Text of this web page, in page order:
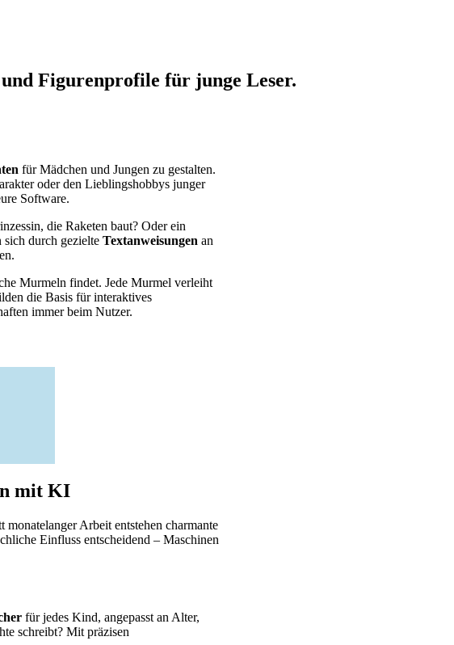
Figurenprofile für junge Leser.
für Mädchen und Jungen zu gestalten.
oder den Lieblingshobbys junger
Software.
die Raketen baut? Oder ein
sich durch gezielte Textanweisungen an
Murmeln findet. Jede Murmel verleiht
die Basis für interaktives
immer beim Nutzer.
mit KI
Arbeit entstehen charmante
Einfluss entscheidend – Maschinen
für jedes Kind, angepasst an Alter,
schreibt? Mit präzisen